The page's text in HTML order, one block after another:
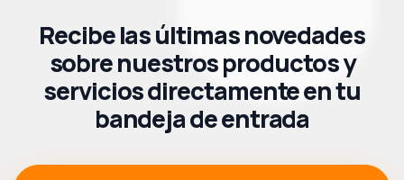
Recibe las últimas novedades
sobre nuestros productos y
servicios directamente en tu
bandeja de entrada